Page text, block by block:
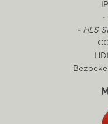
-
- HLS